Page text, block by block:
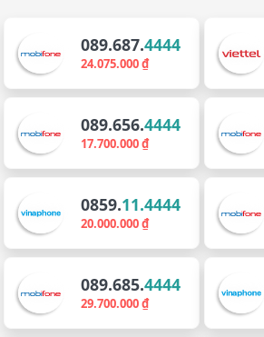
089.687.4444
24.075.000 ₫
089.656.4444
17.700.000 ₫
0859.11.4444
20.000.000 ₫
089.685.4444
29.700.000 ₫